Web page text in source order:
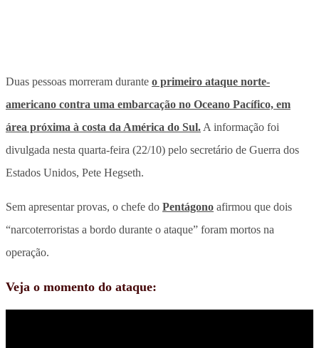
Duas pessoas morreram durante o primeiro ataque norte-
americano contra uma embarcação no Oceano Pacífico, em
área próxima à costa da América do Sul. A informação foi
divulgada nesta quarta-feira (22/10) pelo secretário de Guerra dos
Estados Unidos, Pete Hegseth.
Sem apresentar provas, o chefe do Pentágono afirmou que dois
“narcoterroristas a bordo durante o ataque” foram mortos na
operação.
Veja o momento do ataque: